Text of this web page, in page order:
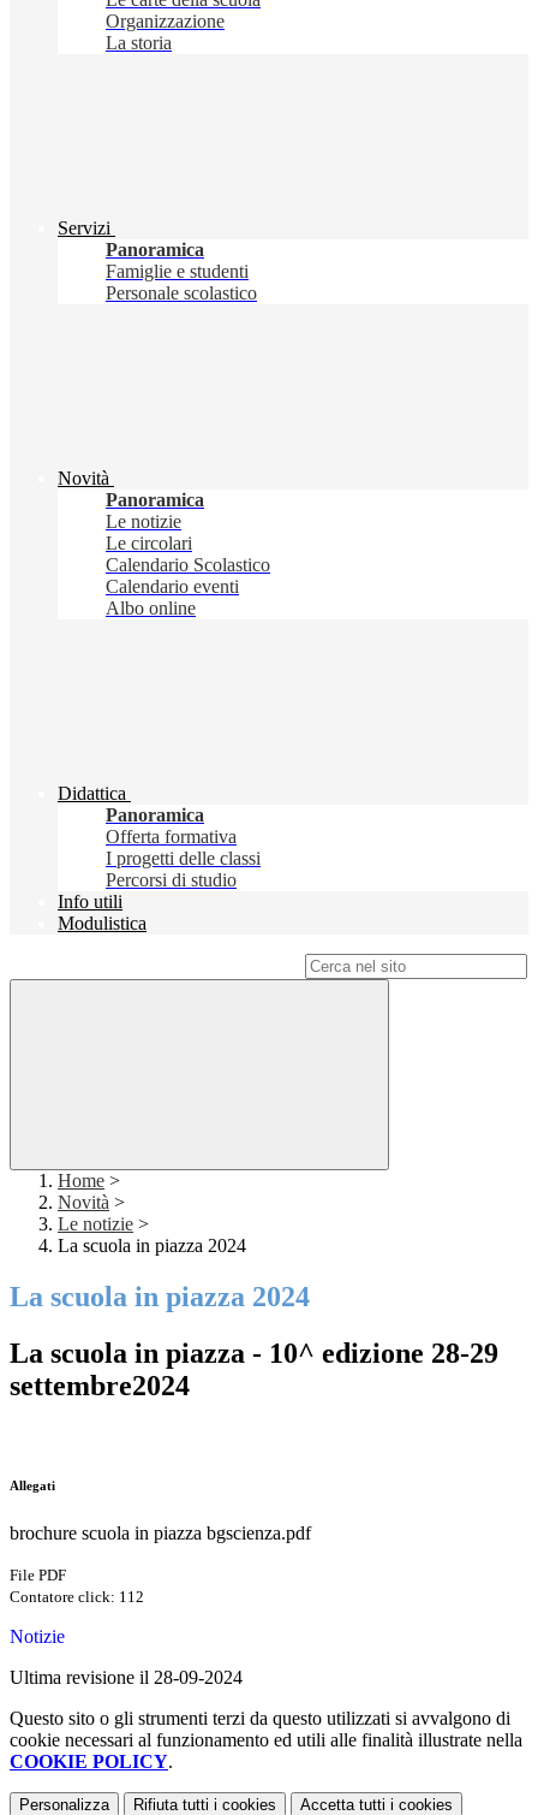
Organizzazione
La storia
Servizi
Panoramica
Famiglie e studenti
Personale scolastico
Novità
Panoramica
Le notizie
Le circolari
Calendario Scolastico
Calendario eventi
Albo online
Didattica
Panoramica
Offerta formativa
I progetti delle classi
Percorsi di studio
Info utili
Modulistica
Home >
Novità >
Le notizie >
La scuola in piazza 2024
La scuola in piazza 2024
La scuola in piazza - 10^ edizione 28-29
settembre2024
Allegati
brochure scuola in piazza bgscienza.pdf
File PDF
Contatore click: 112
Notizie
Ultima revisione il 28-09-2024
Questo sito o gli strumenti terzi da questo utilizzati si avvalgono di
cookie necessari al funzionamento ed utili alle finalità illustrate nella
COOKIE POLICY.
Personalizza Rifiuta tutti i cookies Accetta tutti i cookies